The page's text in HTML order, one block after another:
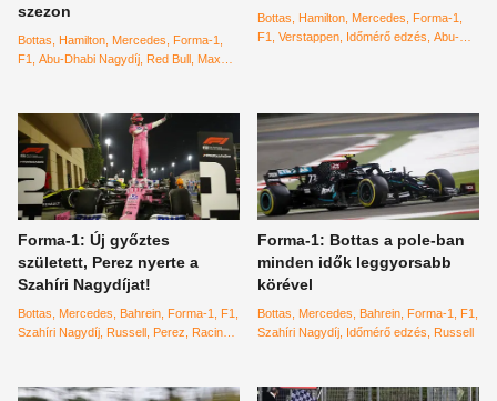
szezon
Bottas Hamilton Mercedes
Forma-1
F1
Abu-Dhabi Nagydíj Red Bull Max
Bottas Hamilton Mercedes
Forma-1
F1
Verstappen Időmérő edzés Abu-
Forma-1: Új győztes
született, Perez nyerte a
Szahíri Nagydíjat!
Bottas Mercedes Bahrein Forma-1
F1
Szahíri Nagydíj Russell Perez
Racing
Forma-1: Bottas a pole-ban
minden idők leggyorsabb
körével
Bottas Mercedes Bahrein Forma-1
F1
Szahíri Nagydíj Időmérő edzés Russell